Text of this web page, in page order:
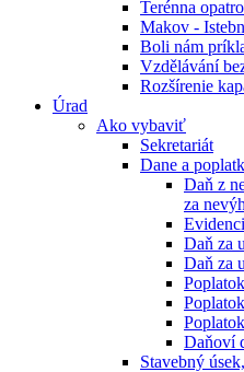
Terénna
Makov -
Boli nám
Vzdělávání
Rozšírenie
Úrad
Ako vybaviť
Sekretariát
Dane a
Daň z
za
Daň za
Daň za
Daňoví
Stavebný